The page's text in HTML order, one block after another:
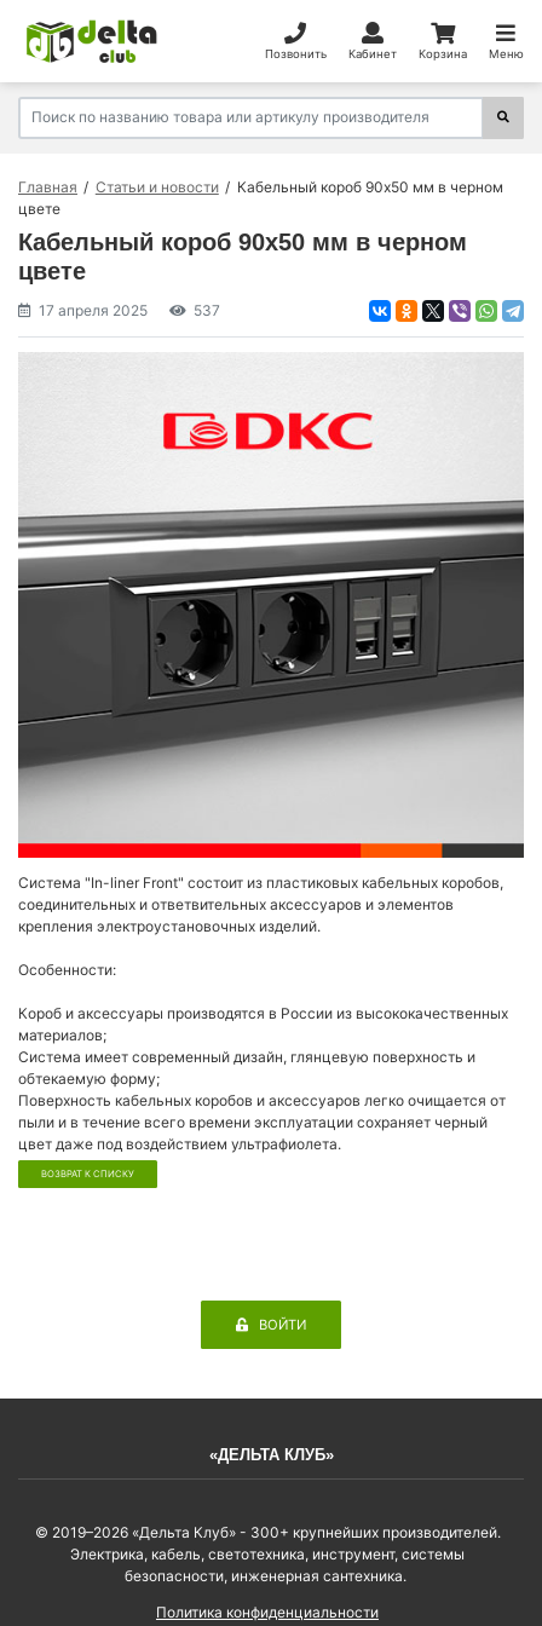
Позвонить Кабинет Корзина Меню
Главная Статьи и новости
Кабельный короб 90х50 мм в черном
цвете
Кабельный короб 90х50 мм в черном
цвете
17 апреля 2025 537
Система "In-liner Front" состоит из пластиковых кабельных коробов,
соединительных и ответвительных аксессуаров и элементов
крепления электроустановочных изделий.
Особенности:
Короб и аксессуары производятся в России из высококачественных
материалов;
Система имеет современный дизайн, глянцевую поверхность и
обтекаемую форму;
Поверхность кабельных коробов и аксессуаров легко очищается от
пыли и в течение всего времени эксплуатации сохраняет черный
цвет даже под воздействием ультрафиолета.
ВОЗВРАТ К СПИСКУ
ВОЙТИ
«ДЕЛЬТА КЛУБ»
© 2019–2026 «Дельта Клуб» - 300+ крупнейших производителей.
Электрика, кабель, светотехника, инструмент, системы
безопасности, инженерная сантехника.
Политика конфиденциальности